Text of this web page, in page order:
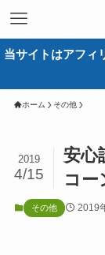
当サイトはアフィ
ホーム その他
安心
コー
2019
4/15
その他 2019